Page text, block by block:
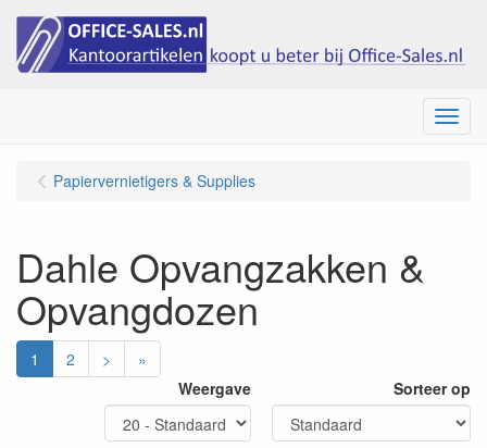
Menu
Papiervernietigers & Supplies
Dahle Opvangzakken &
Opvangdozen
1 2 >
»
Weergave
Sorteer op